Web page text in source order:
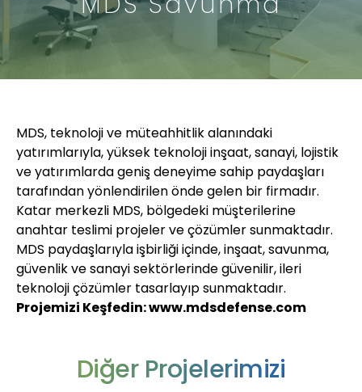
MDS, teknoloji ve müteahhitlik alanındaki
yatırımlarıyla, yüksek teknoloji inşaat, sanayi, lojistik
ve yatırımlarda geniş deneyime sahip paydaşları
tarafından yönlendirilen önde gelen bir firmadır.
Katar merkezli MDS, bölgedeki müşterilerine
anahtar teslimi projeler ve çözümler sunmaktadır.
MDS paydaşlarıyla işbirliği içinde, inşaat, savunma,
güvenlik ve sanayi sektörlerinde güvenilir, ileri
teknoloji çözümler tasarlayıp sunmaktadır.
Projemizi Keşfedin:www.mdsdefense.com
Diğer Projelerimizi